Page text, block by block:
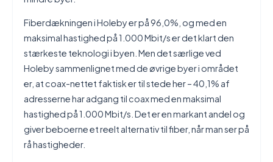
Fiberdækningen i Holeby er på 96,0%, og med en
maksimal hastighed på 1.000 Mbit/s er det klart den
stærkeste teknologi i byen. Men det særlige ved
Holeby sammenlignet med de øvrige byer i området
er, at coax-nettet faktisk er til stede her – 40,1% af
adresserne har adgang til coax med en maksimal
hastighed på 1.000 Mbit/s. Det er en markant andel og
giver beboerne et reelt alternativ til fiber, når man ser på
rå hastigheder.